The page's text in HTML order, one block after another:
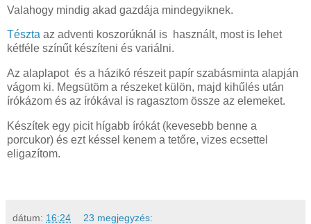
Valahogy mindig akad gazdája mindegyiknek.
Tészta az adventi koszorúknál is használt, most is lehet
kétféle színűt készíteni és variálni.
Az alaplapot és a házikó részeit papír szabásminta alapján
vágom ki. Megsütöm a részeket külön, majd kihűlés után
írókázom és az írókával is ragasztom össze az elemeket.
Készítek egy picit hígabb írókát (kevesebb benne a
porcukor) és ezt késsel kenem a tetőre, vizes ecsettel
eligazítom.
dátum: 16:24 23 megjegyzés: